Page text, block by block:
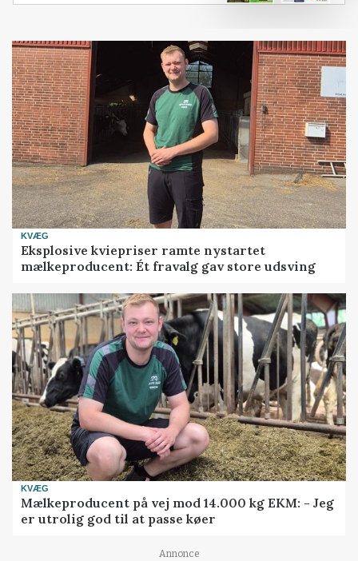
KVÆG
Eksplosive kviepriser ramte nystartet
mælkeproducent: Ét fravalg gav store udsving
KVÆG
Mælkeproducent på vej mod 14.000 kg EKM: - Jeg
er utrolig god til at passe køer
Annonce